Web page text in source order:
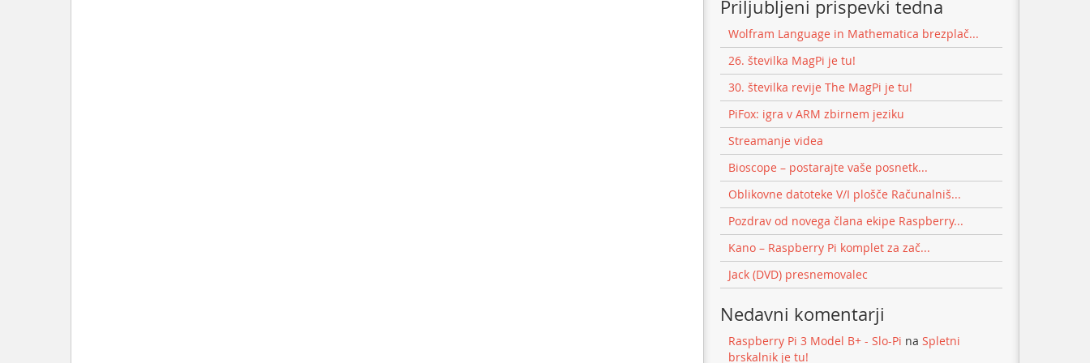
Priljubljeni prispevki tedna
Wolfram Language in Mathematica brezplač...
26. številka MagPi je tu!
30. številka revije The MagPi je tu!
PiFox: igra v ARM zbirnem jeziku
Streamanje videa
Bioscope – postarajte vaše posnetk...
Oblikovne datoteke V/I plošče Računalniš...
Pozdrav od novega člana ekipe Raspberry...
Kano – Raspberry Pi komplet za zač...
Jack (DVD) presnemovalec
Nedavni komentarji
Raspberry Pi 3 Model B+ - Slo-Pi na Spletni
brskalnik je tu!